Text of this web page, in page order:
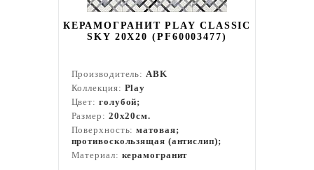
КЕРАМОГРАНИТ PLAY CLASSIC
SKY 20X20 (PF60003477)
Производитель:ABK
Коллекция: Play
Цвет: голубой;
Размер: 20x20см.
Поверхность:матовая;
противоскользящая (антислип);
Материал: керамогранит